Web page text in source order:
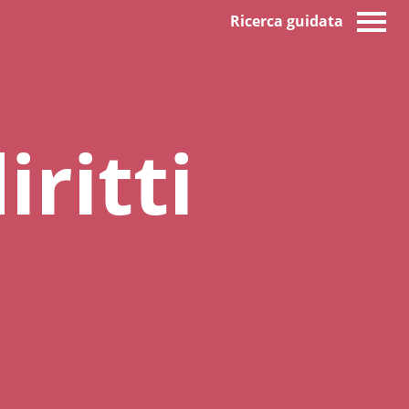
Ricerca guidata